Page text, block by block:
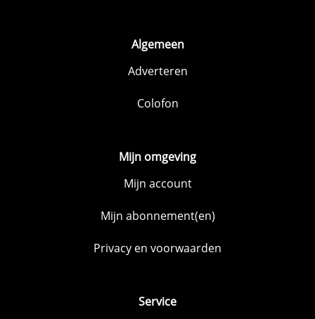
Algemeen
Adverteren
Colofon
Mijn omgeving
Mijn account
Mijn abonnement(en)
Privacy en voorwaarden
Service